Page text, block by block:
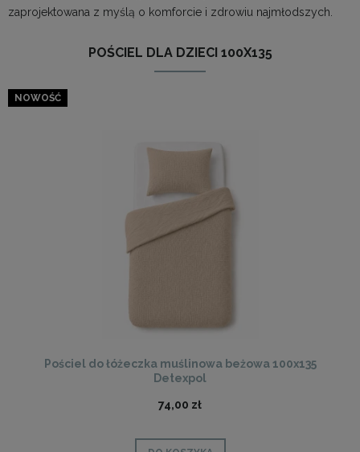
zaprojektowana z myślą o komforcie i zdrowiu najmłodszych.
POŚCIEL DLA DZIECI 100X135
Pościel do łóżeczka muślinowa beżowa 100x135
Detexpol
74,00 zł
NOWOŚĆ